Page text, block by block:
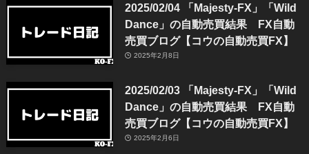
2025/02/04 「Majesty-FX」「Wild
Dance」の自動売買結果 FX自動
売買ブログ【コウの自動売買FX】
2025年2月8日
2025/02/03 「Majesty-FX」「Wild
Dance」の自動売買結果 FX自動
売買ブログ【コウの自動売買FX】
2025年2月6日